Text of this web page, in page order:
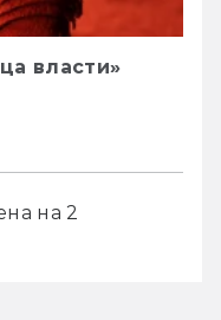
власти»
на 2